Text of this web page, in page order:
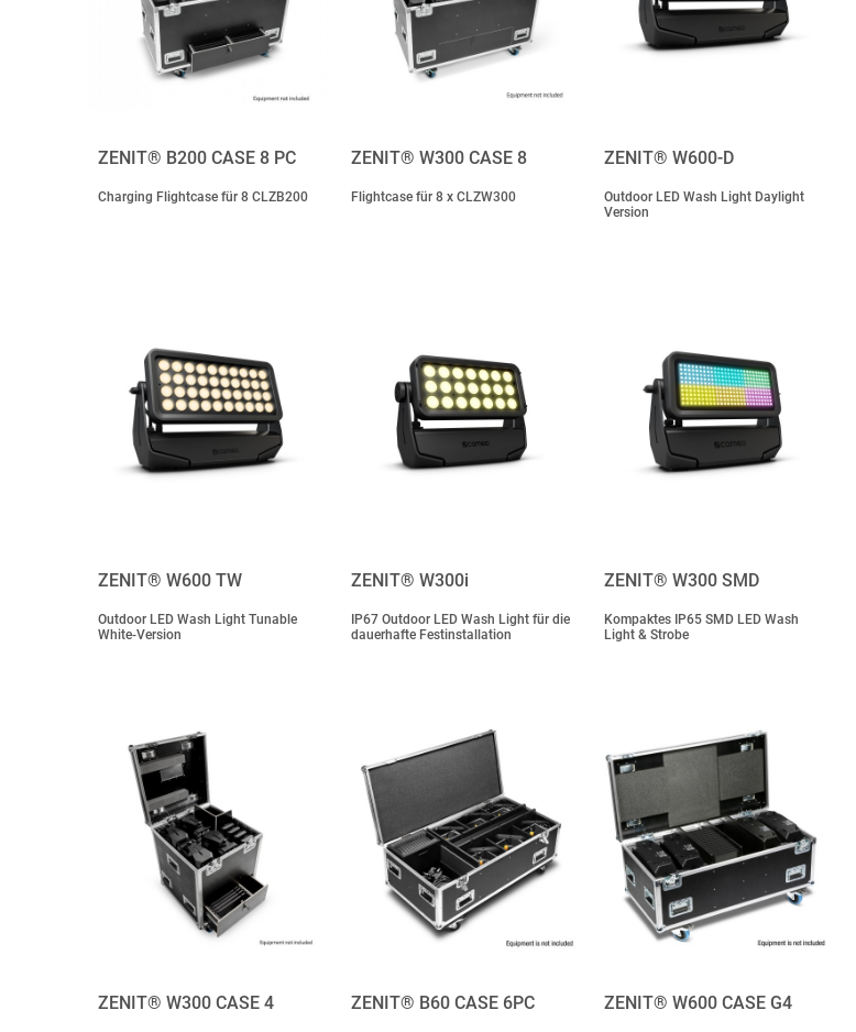
ZENIT® B200 CASE 8 PC
Charging Flightcase für 8 CLZB200
ZENIT® W300 CASE 8
Flightcase für 8 x CLZW300
ZENIT® W600-D
Outdoor LED Wash Light Daylight
Version
ZENIT® W600 TW
Outdoor LED Wash Light Tunable
White-Version
ZENIT® W300i
IP67 Outdoor LED Wash Light für die
dauerhafte Festinstallation
ZENIT® W300 SMD
Kompaktes IP65 SMD LED Wash
Light & Strobe
ZENIT® W300 CASE 4 ZENIT® B60 CASE 6PC ZENIT® W600 CASE G4